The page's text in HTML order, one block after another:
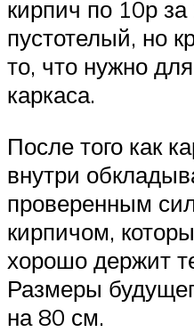
кирпич по 10р
пустотелый, но
то, что нужно
каркаса.
После того как
внутри
проверенным
кирпичом,
хорошо держит
Размеры
на 80 см.